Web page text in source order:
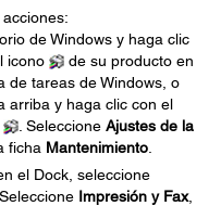
de Windows y haga clic
icono
de su producto en
de tareas de Windows, o
arriba y haga clic con el
. Seleccione Ajustes de la
ficha Mantenimiento
el Dock, seleccione
. Seleccione Impresión y Fax,